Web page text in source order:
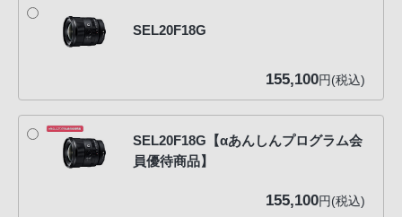
SEL20F18G
155,100円(税込)
SEL20F18G【αあんしんプログラム会
員優待商品】
155,100円(税込)